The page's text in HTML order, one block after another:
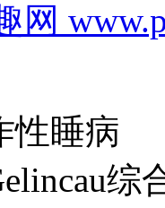
网
性睡病
综